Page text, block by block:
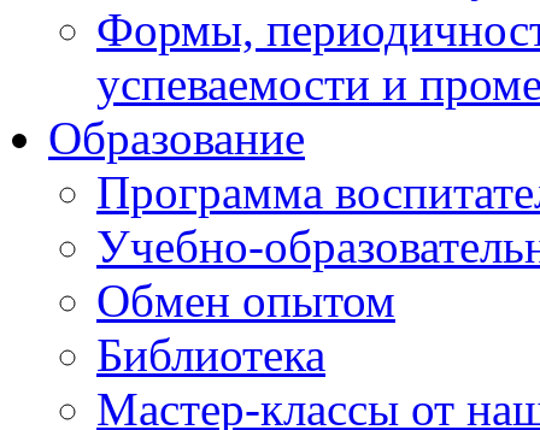
Формы,
успеваемости и
Образование
Программа
Учебно-
Обмен опытом
Библиотека
Мастер-классы от